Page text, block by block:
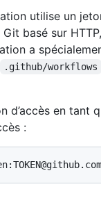
utilise un
basé sur
a
.github/workflows
d’accès en tant
: